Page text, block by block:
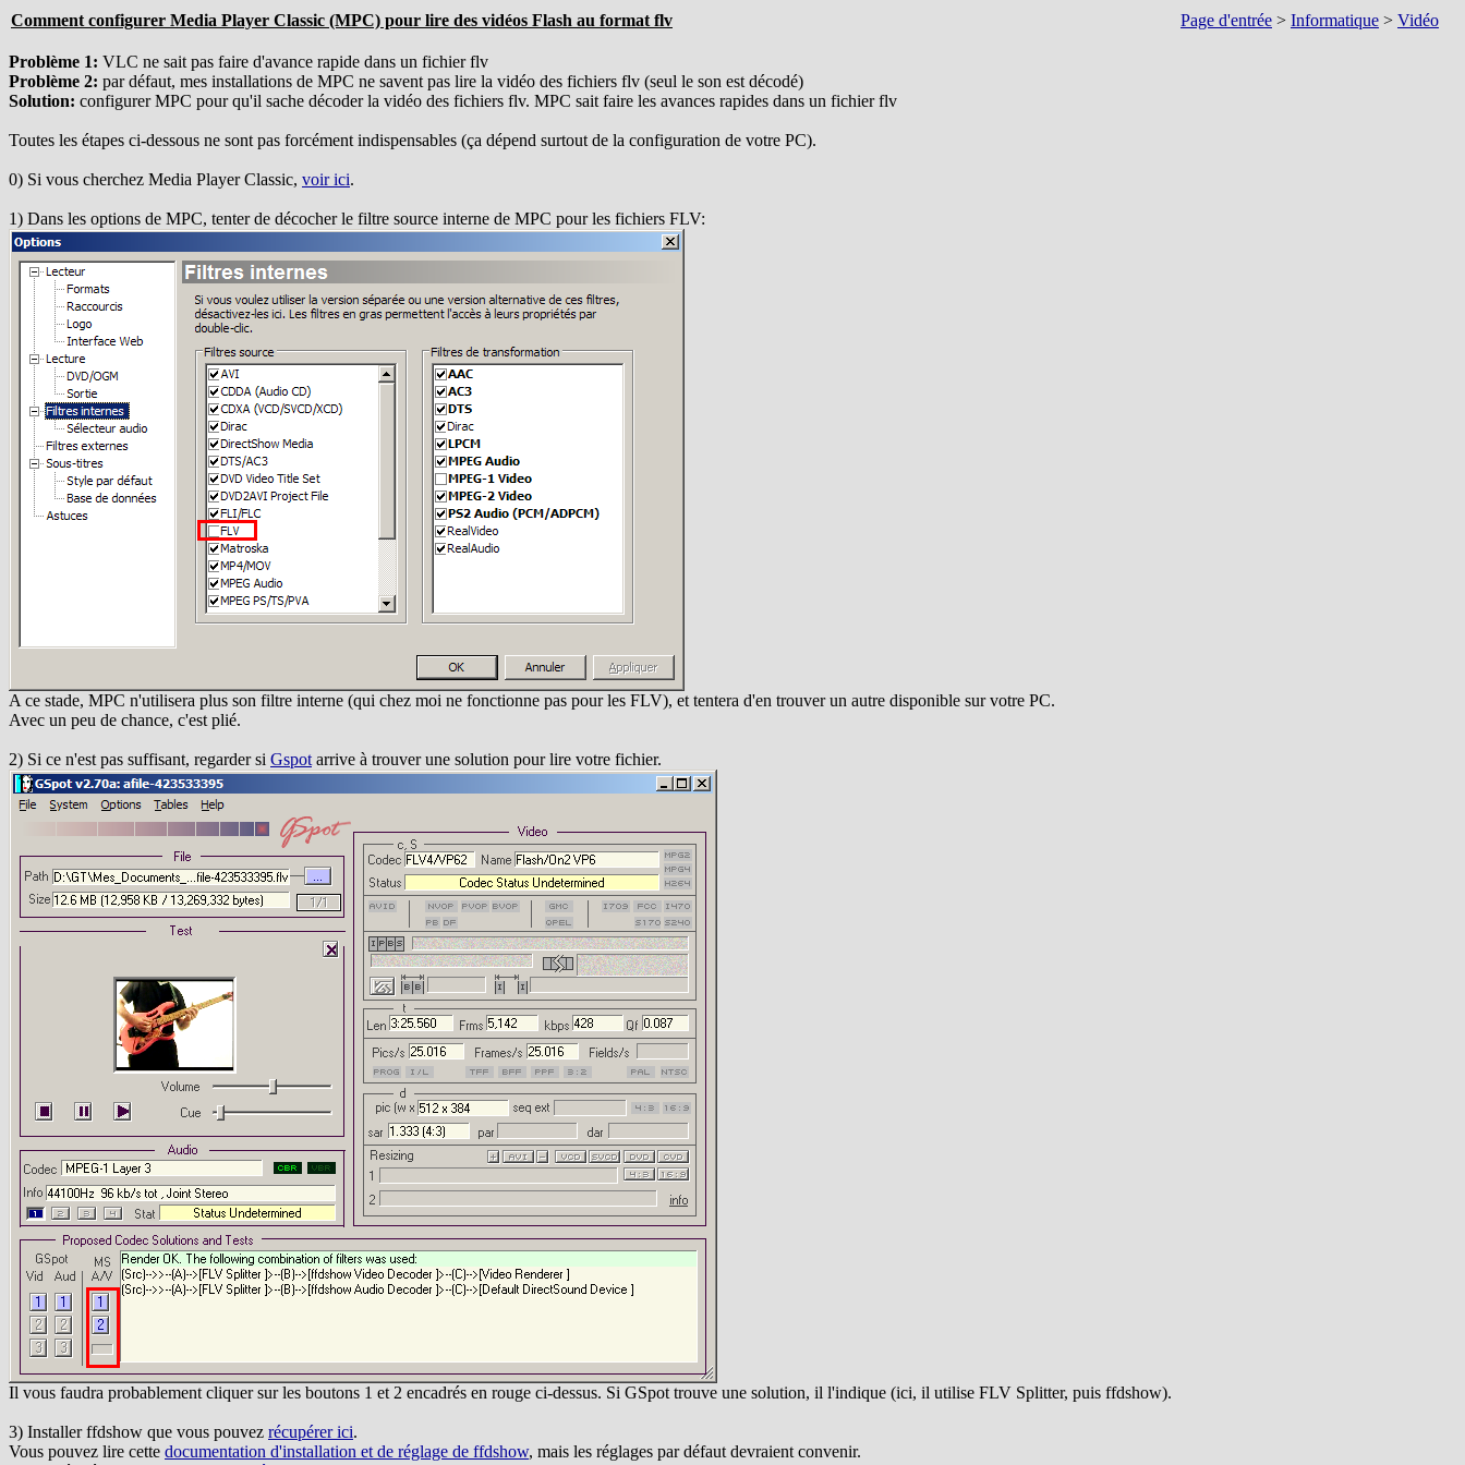
Comment configurer Media Player Classic (MPC) pour lire des vidéos Flash au format flv Page d'entrée > Informatique > Vidéo
Problème 1: VLC ne sait pas faire d'avance rapide dans un fichier flv
Problème 2: par défaut, mes installations de MPC ne savent pas lire la vidéo des fichiers flv (seul le son est décodé)
Solution: configurer MPC pour qu'il sache décoder la vidéo des fichiers flv. MPC sait faire les avances rapides dans un fichier flv
Toutes les étapes ci-dessous ne sont pas forcément indispensables (ça dépend surtout de la configuration de votre PC).
0) Si vous cherchez Media Player Classic, voir ici.
1) Dans les options de MPC, tenter de décocher le filtre source interne de MPC pour les fichiers FLV:
A ce stade, MPC n'utilisera plus son filtre interne (qui chez moi ne fonctionne pas pour les FLV), et tentera d'en trouver un autre disponible sur votre PC.
Avec un peu de chance, c'est plié.
2) Si ce n'est pas suffisant, regarder si Gspot arrive à trouver une solution pour lire votre fichier.
Il vous faudra probablement cliquer sur les boutons 1 et 2 encadrés en rouge ci-dessus. Si GSpot trouve une solution, il l'indique (ici, il utilise FLV Splitter, puis ffdshow).
3) Installer ffdshow que vous pouvez récupérer ici.
Vous pouvez lire cette documentation d'installation et de réglage de ffdshow, mais les réglages par défaut devraient convenir.